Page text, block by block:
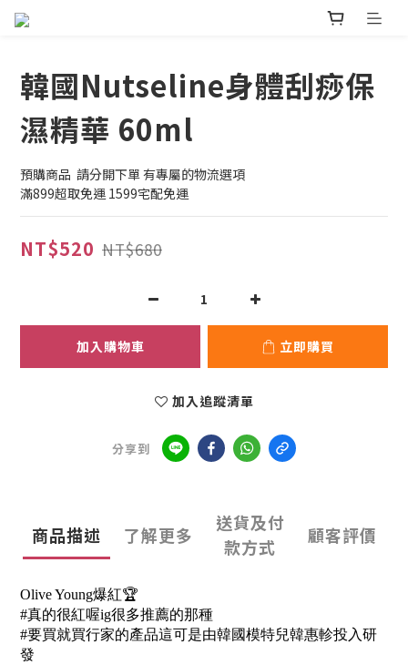
韓國Nutseline身體刮痧保
濕精華 60ml
預購商品  請分開下單 有專屬的物流選項
滿899超取免運 1599宅配免運
NT$520 NT$680
加入購物車 立即購買
加入追蹤清單
分享到
商品描述 了解更多
送貨及付
款方式
顧客評價
Olive Young爆紅🏆
#真的很紅喔ig很多推薦的那種
#要買就買行家的產品這可是由韓國模特兒韓惠軫投入研
發